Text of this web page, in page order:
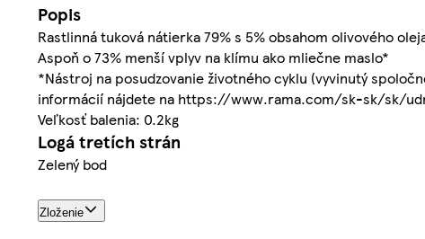
Popis
Rastlinná tuková nátierka 79% s 5% obsahom olivového
Aspoň o 73% menší vplyv na klímu ako mliečne maslo*
*Nástroj na posudzovanie životného cyklu (vyvinutý
informácií nájdete na https://www.rama.com/sk-sk/sk/
Veľkosť balenia: 0.2kg
Logá tretích strán
Zelený bod
Zloženie